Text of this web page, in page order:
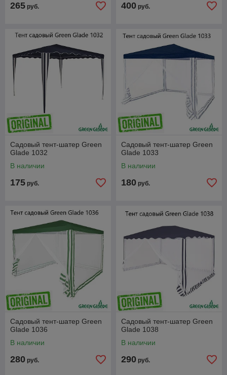
265 руб. 400 руб.
Садовый тент-шатер Green
Glade 1032
В наличии
175 руб.
Садовый тент-шатер Green
Glade 1033
В наличии
180 руб.
Садовый тент-шатер Green
Glade 1036
В наличии
280 руб.
Садовый тент-шатер Green
Glade 1038
В наличии
290 руб.